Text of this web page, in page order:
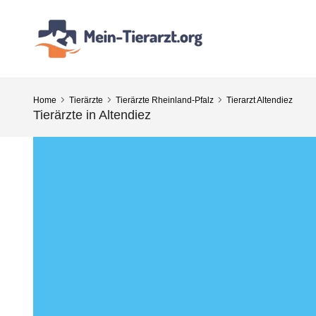
Home Tierärzte Tierärzte Rheinland-Pfalz Tierarzt Altendiez
Tierärzte in Altendiez